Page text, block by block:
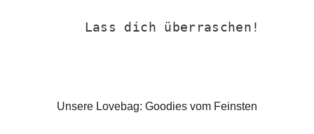
Lass dich überraschen!
Unsere Lovebag: Goodies vom Feinsten